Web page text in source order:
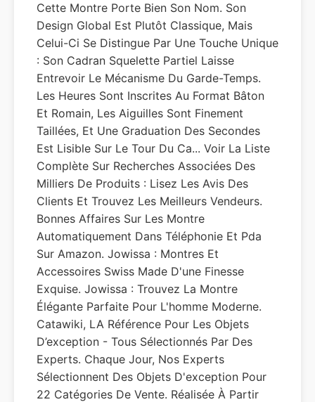
Cette Montre Porte Bien Son Nom. Son
Design Global Est Plutôt Classique, Mais
Celui-Ci Se Distingue Par Une Touche Unique
: Son Cadran Squelette Partiel Laisse
Entrevoir Le Mécanisme Du Garde-Temps.
Les Heures Sont Inscrites Au Format Bâton
Et Romain, Les Aiguilles Sont Finement
Taillées, Et Une Graduation Des Secondes
Est Lisible Sur Le Tour Du Ca... Voir La Liste
Complète Sur Recherches Associées Des
Milliers De Produits : Lisez Les Avis Des
Clients Et Trouvez Les Meilleurs Vendeurs.
Bonnes Affaires Sur Les Montre
Automatiquement Dans Téléphonie Et Pda
Sur Amazon. Jowissa : Montres Et
Accessoires Swiss Made D'une Finesse
Exquise. Jowissa : Trouvez La Montre
Élégante Parfaite Pour L'homme Moderne.
Catawiki, LA Référence Pour Les Objets
D’exception - Tous Sélectionnés Par Des
Experts. Chaque Jour, Nos Experts
Sélectionnent Des Objets D'exception Pour
22 Catégories De Vente. Réalisée À Partir